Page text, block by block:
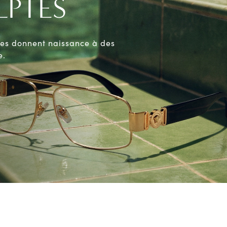
Guide de vision
donnent naissance à des